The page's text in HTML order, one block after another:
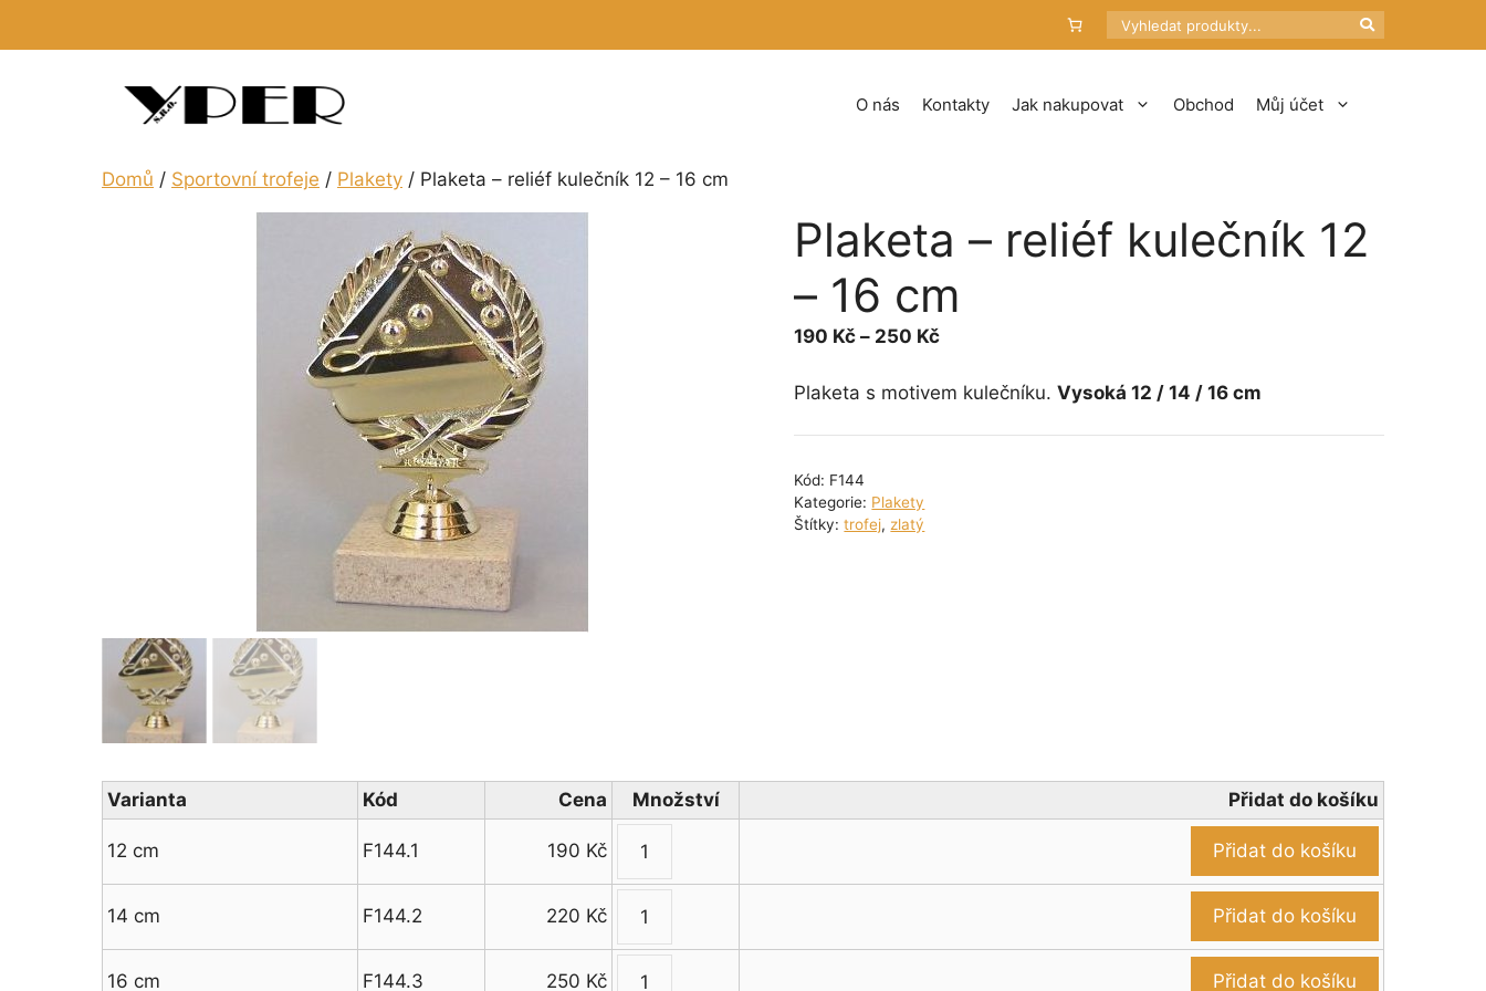
Hledat
O nás Kontakty Jak nakupovat Obchod Můj účet
Domů / Sportovní trofeje / Plakety / Plaketa – reliéf kulečník 12 – 16 cm
Plaketa – reliéf kulečník 12
– 16 cm
190 Kč – 250 KčRozpětí
190 Kč
Plaketa s motivem kulečníku.Vysoká 12 / 14 / 16 cm
Kód: F144
Kategorie: Plakety
Štítky:trofej, zlatý
Varianta Kód Cena Množství Přidat do košíku
12 cm F144.1 190 Kč
Plaketa
–
reliéf
kulečník
Přidat do košíku
14 cm F144.2 220 Kč
Plaketa
–
reliéf
Přidat do košíku
16 cm F144.3 250 Kč Přidat do košíku